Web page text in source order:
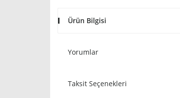
Ürün Bilgisi
Yorumlar
Taksit Seçenekleri